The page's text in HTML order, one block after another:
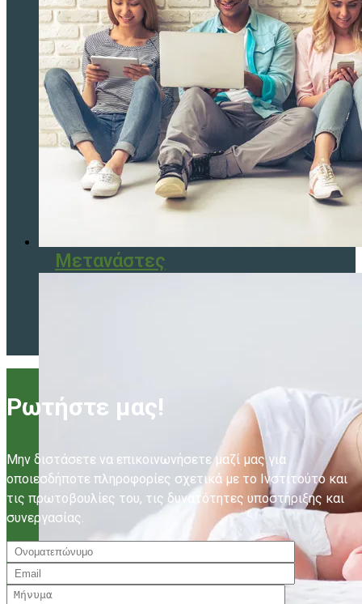
Μετανάστες
Ρωτήστε μας!
Μην διστάσετε να επικοινωνήσετε μαζί μας για
οποιεσδήποτε πληροφορίες σχετικά με το Ινστιτούτο και
τις πρωτοβουλίες του, τις δυνατότητες υποστήριξης και
συνεργασίας.